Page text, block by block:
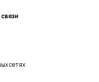
сетях